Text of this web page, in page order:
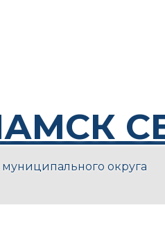
округа